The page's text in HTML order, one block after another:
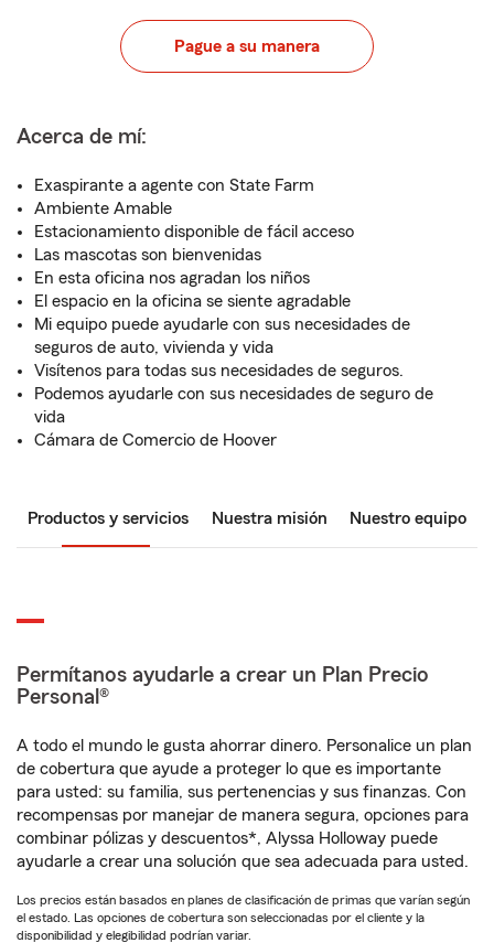
Pague a su manera
Acerca de mí:
Exaspirante a agente con State Farm
Ambiente Amable
Estacionamiento disponible de fácil acceso
Las mascotas son bienvenidas
En esta oficina nos agradan los niños
El espacio en la oficina se siente agradable
Mi equipo puede ayudarle con sus necesidades de
seguros de auto, vivienda y vida
Visítenos para todas sus necesidades de seguros.
Podemos ayudarle con sus necesidades de seguro de
vida
Cámara de Comercio de Hoover
Productos y servicios Nuestra misión Nuestro equipo
Permítanos ayudarle a crear un Plan Precio
Personal®
A todo el mundo le gusta ahorrar dinero. Personalice un plan
de cobertura que ayude a proteger lo que es importante
para usted: su familia, sus pertenencias y sus finanzas. Con
recompensas por manejar de manera segura, opciones para
combinar pólizas y descuentos*, Alyssa Holloway puede
ayudarle a crear una solución que sea adecuada para usted.
Los precios están basados en planes de clasificación de primas que varían según
el estado. Las opciones de cobertura son seleccionadas por el cliente y la
disponibilidad y elegibilidad podrían variar.